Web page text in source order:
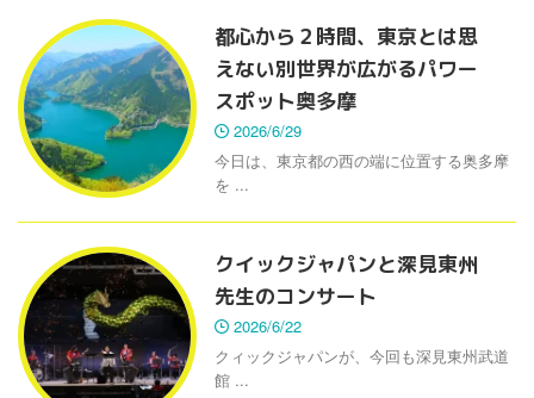
都心から２時間、東京とは思
えない別世界が広がるパワー
スポット奥多摩
2026/6/29
今日は、東京都の西の端に位置する奥多摩
を ...
クイックジャパンと深見東州
先生のコンサート
2026/6/22
クィックジャパンが、今回も深見東州武道
館 ...